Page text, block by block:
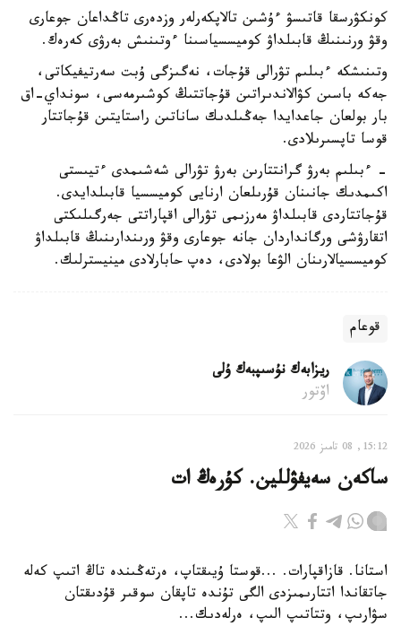
كونكۋرسقا قاتىسۋ ءۇشىن تالاپكەرلەر وزدەرى تاڭداعان جوعارى
وقۋ ورنىنىڭ قابىلداۋ كوميسسياسىنا ءوتىنىش بەرۋى كەرەك.
وتىنىشكە ءبىلىم تۋرالى قۇجات، نەگىزگى ۇبت سەرتيفيكاتى،
جەكە باسىن كۋالاندىراتىن قۇجاتتىڭ كوشىرمەسى، سونداي-اق
بار بولعان جاعدايدا جەڭىلدىك ساناتىن راستايتىن قۇجاتتار
قوسا تاپسىرىلادى.
- ءبىلىم بەرۋ گرانتتارىن بەرۋ تۋرالى شەشىمدى ءتيىستى
اكىمدىك جانىنان قۇرىلعان ارنايى كوميسسيا قابىلدايدى.
قۇجاتتاردى قابىلداۋ مەرزىمى تۋرالى اقپاراتتى جەرگىلىكتى
اتقارۋشى ورگانداردان جانە جوعارى وقۋ ورىندارىنىڭ قابىلداۋ
كوميسسيالارىنان الۋعا بولادى، دەپ حابارلادى مينيسترلىك.
قوعام
ريزابەك نۇسىپبەك ۇلى
اۆتور
15:12, 08 تامىز 2026
ساكەن سەيفۋللين. كۇرەڭ ات
استانا. قازاقپارات. ...قوستا ۇيىقتاپ، ەرتەڭىندە تاڭ اتىپ كەلە
جاتقاندا اتتارىمىزدى الگى تۇندە تاپقان سوقىر قۇدىقتان
سۋارىپ، وتتاتىپ الىپ، ەرلەدىك...